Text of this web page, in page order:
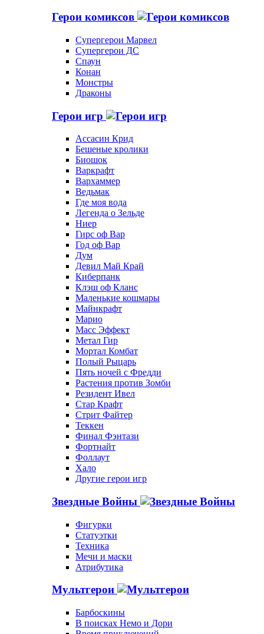
Герои комиксов
Супергерои Марвел
Супергерои ДС
Спаун
Конан
Монстры
Драконы
Герои игр
Ассасин Крид
Бешеные кролики
Биошок
Варкрафт
Вархаммер
Ведьмак
Где моя вода
Легенда о Зельде
Ниер
Гирс оф Вар
Год оф Вар
Дум
Девил Май Край
Киберпанк
Клэш оф Кланс
Маленькие кошмары
Майнкрафт
Марио
Масс Эффект
Метал Гир
Мортал Комбат
Полый Рыцарь
Пять ночей с Фредди
Растения против Зомби
Резидент Ивел
Стар Крафт
Стрит Файтер
Теккен
Финал Фэнтази
Фортнайт
Фоллаут
Хало
Другие герои игр
Звездные Войны
Фигурки
Статуэтки
Техника
Мечи и маски
Атрибутика
Мультгерои
Барбоскины
В поисках Немо и Дори